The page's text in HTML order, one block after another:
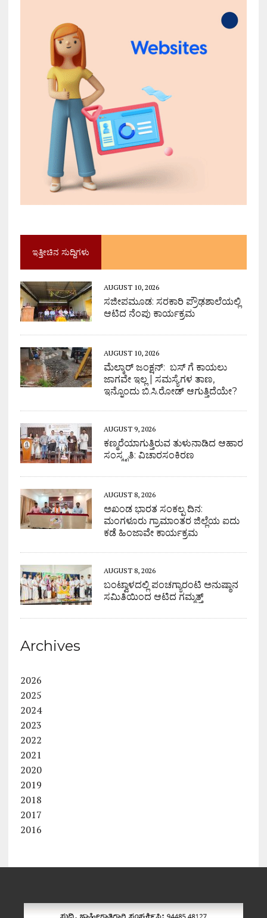
ಇತ್ತೀಚಿನ ಸುದ್ದಿಗಳು
AUGUST 10, 2026
ಸಜೀಪಮೂಡ: ಸರಕಾರಿ ಪ್ರೌಢಶಾಲೆಯಲ್ಲಿ
ಆಟಿದ ನೆಂಪು ಕಾರ್ಯಕ್ರಮ
AUGUST 10, 2026
ಮೆಲ್ಕಾರ್ ಜಂಕ್ಷನ್: ಬಸ್ ಗೆ ಕಾಯಲು
ಜಾಗವೇ ಇಲ್ಲ | ಸಮಸ್ಯೆಗಳ ತಾಣ,
ಇನ್ನೊಂದು ಬಿ.ಸಿ.ರೋಡ್ ಆಗುತ್ತಿದೆಯೇ?
AUGUST 9, 2026
ಕಣ್ಮರೆಯಾಗುತ್ತಿರುವ ತುಳುನಾಡಿದ ಆಹಾರ
ಸಂಸ್ಕೃತಿ: ವಿಚಾರಸಂಕಿರಣ
AUGUST 8, 2026
ಅಖಂಡ ಭಾರತ ಸಂಕಲ್ಪ ದಿನ:
ಮಂಗಳೂರು ಗ್ರಾಮಾಂತರ ಜಿಲ್ಲೆಯ ಐದು
ಕಡೆ ಹಿಂಜಾವೇ ಕಾರ್ಯಕ್ರಮ
AUGUST 8, 2026
ಬಂಟ್ವಾಳದಲ್ಲಿ ಪಂಚಗ್ಯಾರಂಟಿ ಅನುಷ್ಠಾನ
ಸಮಿತಿಯಿಂದ ಆಟಿದ ಗಮ್ಮತ್ತ್
Archives
2026
2025
2024
2023
2022
2021
2020
2019
2018
2017
2016